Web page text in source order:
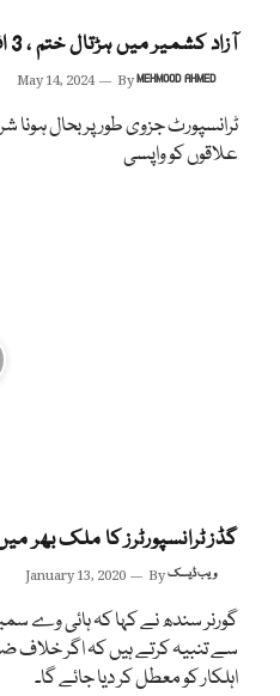
آزاد کشمیر میں ہڑتال ختم ، 3 افراد کی ہلاکت پر آج سوگ کا اعلان
May 14, 2024 ByMEHMOOD AHMED
ٹرانسپورٹ جزوی طور پر بحال ہونا
علاقوں کو واپسی
گڈز ٹرانسپورٹرز کا ملک بھر
January 13, 2020 Byویب ڈیسک
گورنر سندھ نے کہا کہ ہائی وے
سے تنبیہ کرتے ہیں کہ اگر خلاف
اہلکار کو معطل کر دیا جائے گا۔